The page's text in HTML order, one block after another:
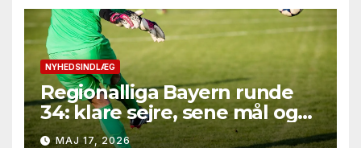
NYHEDSINDLÆG
Regionalliga Bayern runde
34: klare sejre, sene mål og
straffesparksafgørelser
MAJ 17, 2026